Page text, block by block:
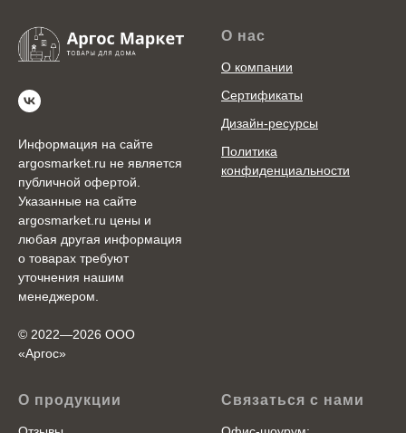
Информация на сайте
argosmarket.ru не является
публичной офертой.
Указанные на сайте
argosmarket.ru цены и
любая другая информация
о товарах требуют
уточнения нашим
менеджером.
© 2022—2026 ООО
«Аргоc»
О нас
О компании
Сертификаты
Дизайн-ресурсы
Политика
конфиденциальности
О продукции Связаться с нами